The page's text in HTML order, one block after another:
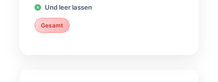
Und leer lassen
Gesamt